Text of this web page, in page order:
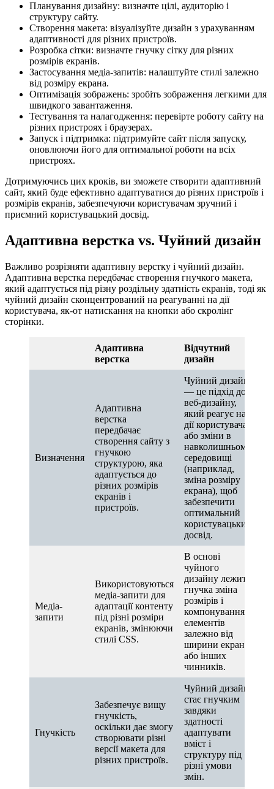
Планування дизайну: визначте цілі, аудиторію і
структуру сайту.
Створення макета: візуалізуйте дизайн з урахуванням
адаптивності для різних пристроїв.
Розробка сітки: визначте гнучку сітку для різних
розмірів екранів.
Застосування медіа-запитів: налаштуйте стилі залежно
від розміру екрана.
Оптимізація зображень: зробіть зображення легкими для
швидкого завантаження.
Тестування та налагодження: перевірте роботу сайту на
різних пристроях і браузерах.
Запуск і підтримка: підтримуйте сайт після запуску,
оновлюючи його для оптимальної роботи на всіх
пристроях.
Дотримуючись цих кроків, ви зможете створити адаптивний
сайт, який буде ефективно адаптуватися до різних пристроїв і
розмірів екранів, забезпечуючи користувачам зручний і
приємний користувацький досвід.
Адаптивна верстка vs. Чуйний дизайн
Важливо розрізняти адаптивну верстку і чуйний дизайн.
Адаптивна верстка передбачає створення гнучкого макета,
який адаптується під різну роздільну здатність екранів, тоді як
чуйний дизайн сконцентрований на реагуванні на дії
користувача, як-от натискання на кнопки або скролінг
сторінки.
Адаптивна
верстка
Відчутний
дизайн
Визначення
Адаптивна
верстка
передбачає
створення сайту з
гнучкою
структурою, яка
адаптується до
різних розмірів
екранів і
пристроїв.
Чуйний дизайн
— це підхід до
веб-дизайну,
який реагує на
дії користувача
або зміни в
навколишньому
середовищі
(наприклад,
зміна розміру
екрана), щоб
забезпечити
оптимальний
користувацький
досвід.
Медіа-
запити
Використовуються
медіа-запити для
адаптації контенту
під різні розміри
екранів, змінюючи
стилі CSS.
В основі
чуйного
дизайну лежить
гнучка зміна
розмірів і
компонування
елементів
залежно від
ширини екрана
або інших
чинників.
Гнучкість
Забезпечує вищу
гнучкість,
оскільки дає змогу
створювати різні
версії макета для
різних пристроїв.
Чуйний дизайн
стає гнучким
завдяки
здатності
адаптувати
вміст і
структуру під
різні умови
змін.